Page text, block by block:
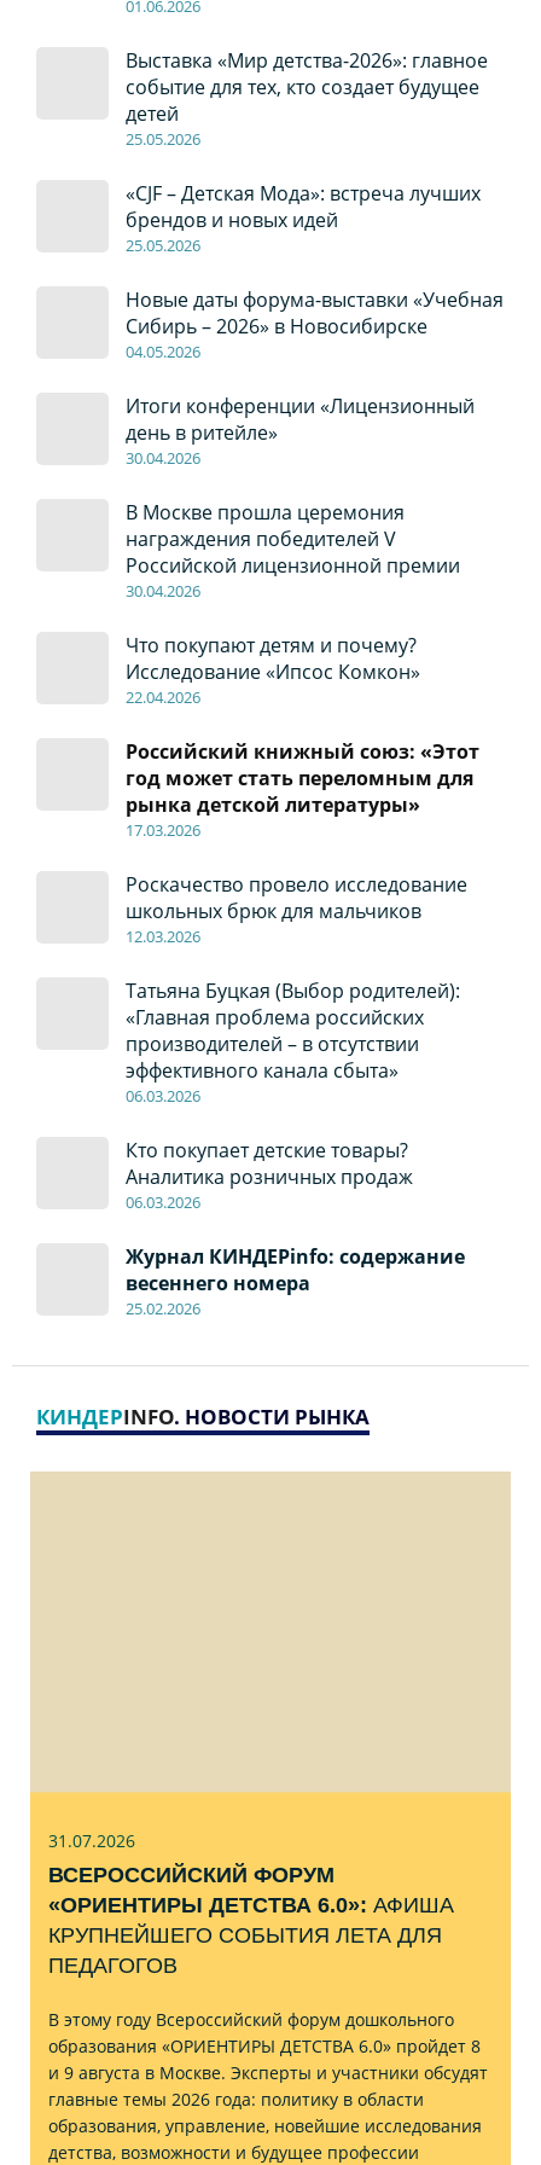
01.06.2026
Выставка «Мир детства-2026»: главное
событие для тех, кто создает будущее
детей
25.05.2026
«CJF – Детская Мода»: встреча лучших
брендов и новых идей
25.05.2026
Новые даты форума-выставки «Учебная
Сибирь – 2026» в Новосибирске
04.05.2026
Итоги конференции «Лицензионный
день в ритейле»
30.04.2026
В Москве прошла церемония
награждения победителей V
Российской лицензионной премии
30.04.2026
Что покупают детям и почему?
Исследование «Ипсос Комкон»
22.04.2026
Российский книжный союз: «Этот
год может стать переломным для
рынка детской литературы»
17.03.2026
Роскачество провело исследование
школьных брюк для мальчиков
12.03.2026
Татьяна Буцкая (Выбор родителей):
«Главная проблема российских
производителей – в отсутствии
эффективного канала сбыта»
06.03.2026
Кто покупает детские товары?
Аналитика розничных продаж
06.03.2026
Журнал КИНДЕРinfo: содержание
весеннего номера
25.02.2026
КИНДЕРINFO. НОВОСТИ РЫНКА
31.07.2026
ВСЕРОССИЙСКИЙ ФОРУМ
«ОРИЕНТИРЫ ДЕТСТВА 6.0»: АФИША
КРУПНЕЙШЕГО СОБЫТИЯ ЛЕТА ДЛЯ
ПЕДАГОГОВ
В этому году Всероссийский форум дошкольного
образования «ОРИЕНТИРЫ ДЕТСТВА 6.0» пройдет 8
и 9 августа в Москве. Эксперты и участники обсудят
главные темы 2026 года: политику в области
образования, управление, новейшие исследования
детства, возможности и будущее профессии